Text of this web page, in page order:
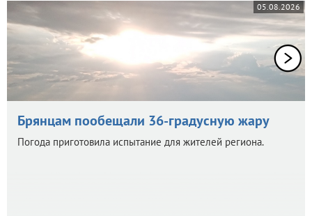
05.08.2026
Брянцам пообещали 36-градусную жару
Погода приготовила испытание для жителей региона.